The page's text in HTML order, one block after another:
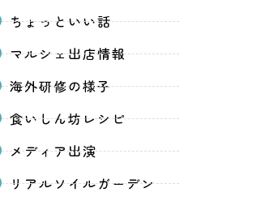
ちょっといい話
マルシェ出店情報
海外研修の様子
食いしん坊レシピ
メディア出演
リアルソイルガーデン